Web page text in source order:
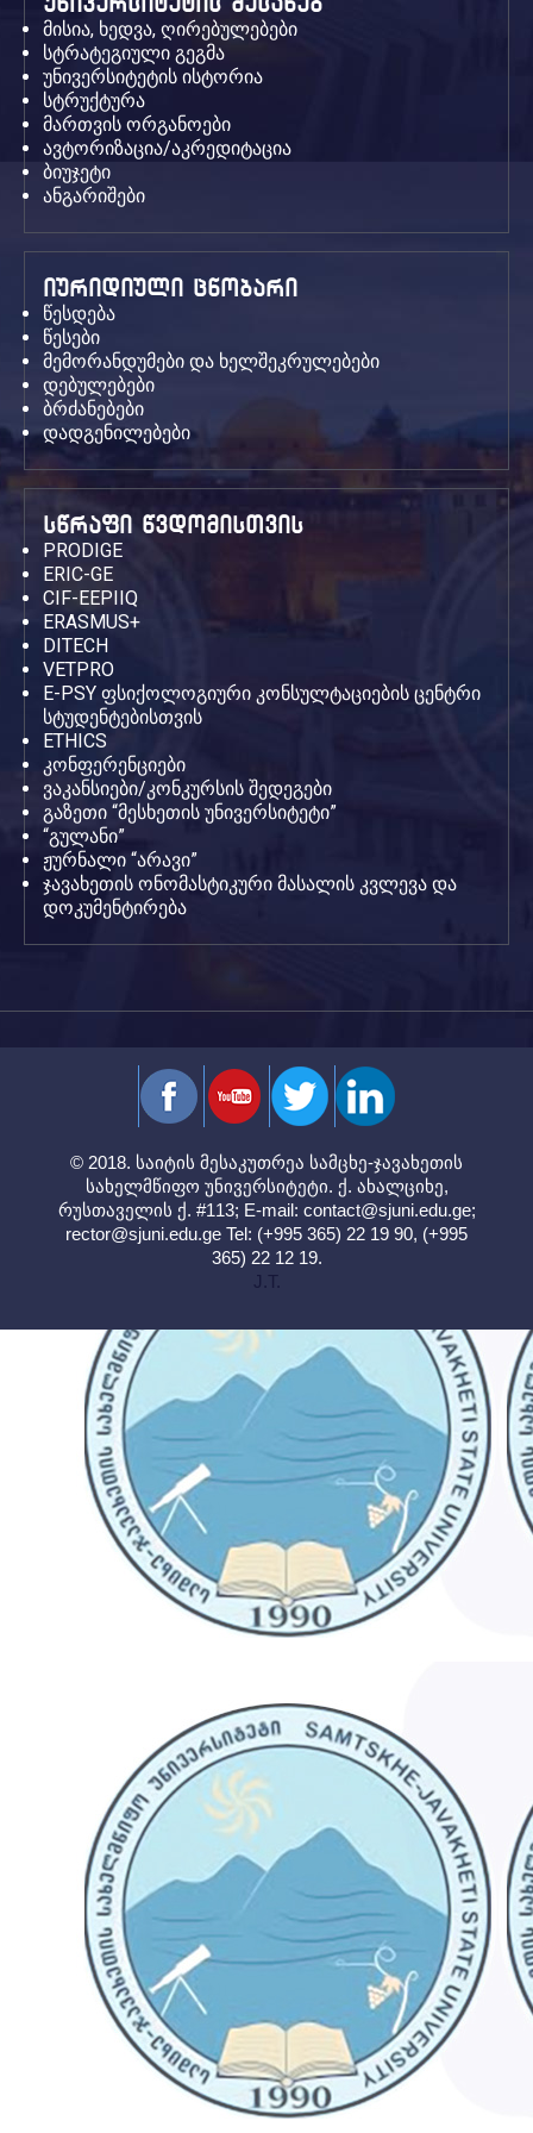
მისია, ხედვა, ღირებულებები
სტრატეგიული გეგმა
უნივერსიტეტის ისტორია
სტრუქტურა
მართვის ორგანოები
ავტორიზაცია/აკრედიტაცია
ბიუჯეტი
ანგარიშები
იურიდიული ცნობარი
წესდება
წესები
მემორანდუმები და ხელშეკრულებები
დებულებები
ბრძანებები
დადგენილებები
სწრაფი წვდომისთვის
PRODIGE
ERIC-GE
CIF-EEPIIQ
ERASMUS+
DITECH
VETPRO
E-PSY ფსიქოლოგიური კონსულტაციების ცენტრი
სტუდენტებისთვის
ETHICS
კონფერენციები
ვაკანსიები/კონკურსის შედეგები
გაზეთი “მესხეთის უნივერსიტეტი”
“გულანი”
ჟურნალი “არავი”
ჯავახეთის ონომასტიკური მასალის კვლევა და
დოკუმენტირება
© 2018. საიტის მესაკუთრეა სამცხე-ჯავახეთის
სახელმწიფო უნივერსიტეტი. ქ. ახალციხე,
რუსთაველის ქ. #113; E-mail: contact@sjuni.edu.ge;
rector@sjuni.edu.ge Tel: (+995 365) 22 19 90, (+995
365) 22 12 19.
J.T.